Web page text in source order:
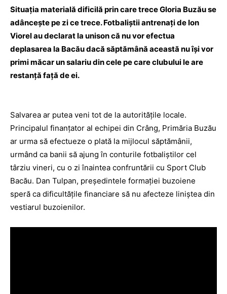
Situaţia materială dificilă prin care trece Gloria Buzău se
adânceşte pe zi ce trece. Fotbaliştii antrenaţi de Ion
Viorel au declarat la unison că nu vor efectua
deplasarea la Bacău dacă săptămână această nu îşi vor
primi măcar un salariu din cele pe care clubului le are
restanţă faţă de ei.
Salvarea ar putea veni tot de la autorităţile locale.
Principalul finanţator al echipei din Crâng, Primăria Buzău
ar urma să efectueze o plată la mijlocul săptămânii,
urmând ca banii să ajung în conturile fotbaliştilor cel
târziu vineri, cu o zi înaintea confruntării cu Sport Club
Bacău. Dan Tulpan, preşedintele formaţiei buzoiene
speră ca dificultăţile financiare să nu afecteze liniştea din
vestiarul buzoienilor.